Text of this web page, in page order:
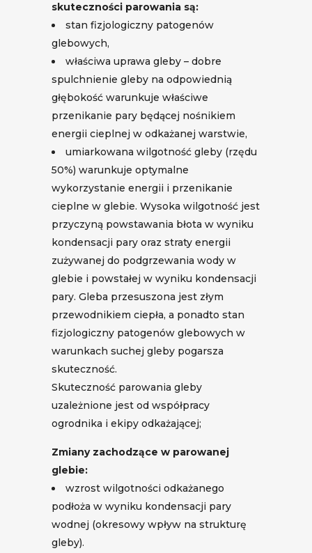
skuteczności parowania są:
stan fizjologiczny patogenów
glebowych,
właściwa uprawa gleby – dobre
spulchnienie gleby na odpowiednią
głębokość warunkuje właściwe
przenikanie pary będącej nośnikiem
energii cieplnej w odkażanej warstwie,
umiarkowana wilgotność gleby (rzędu
50%) warunkuje optymalne
wykorzystanie energii i przenikanie
cieplne w glebie. Wysoka wilgotność jest
przyczyną powstawania błota w wyniku
kondensacji pary oraz straty energii
zużywanej do podgrzewania wody w
glebie i powstałej w wyniku kondensacji
pary. Gleba przesuszona jest złym
przewodnikiem ciepła, a ponadto stan
fizjologiczny patogenów glebowych w
warunkach suchej gleby pogarsza
skuteczność.
Skuteczność parowania gleby
uzależnione jest od współpracy
ogrodnika i ekipy odkażającej;
Zmiany zachodzące w parowanej
glebie:
wzrost wilgotności odkażanego
podłoża w wyniku kondensacji pary
wodnej (okresowy wpływ na strukturę
gleby).